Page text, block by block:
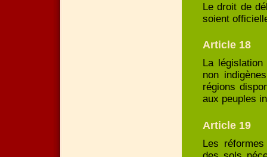
Le droit de
soient
Article 18
La
non
régions
aux peuples
Article 19
Les